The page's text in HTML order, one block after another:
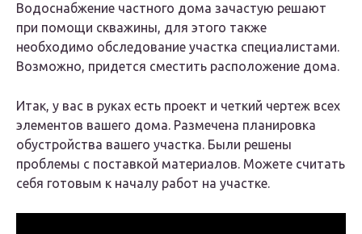
Водоснабжение частного дома зачастую решают
при помощи скважины, для этого также
необходимо обследование участка специалистами.
Возможно, придется сместить расположение дома.
Итак, у вас в руках есть проект и четкий чертеж всех
элементов вашего дома. Размечена планировка
обустройства вашего участка. Были решены
проблемы с поставкой материалов. Можете считать
себя готовым к началу работ на участке.